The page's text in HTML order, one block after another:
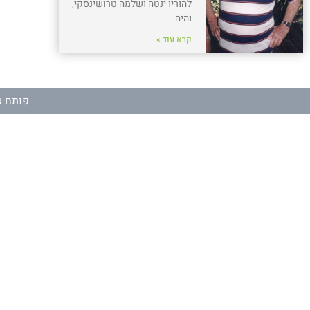
להוריו ינטה ושלמה טרושינסקי,
והיה
קרא עוד »
פותח